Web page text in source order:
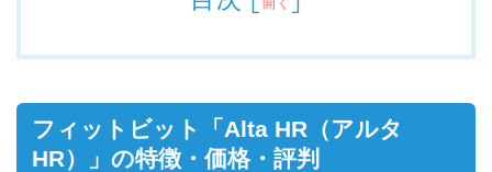
フィットビット「Alta HR（アルタ
HR）」の特徴・価格・評判